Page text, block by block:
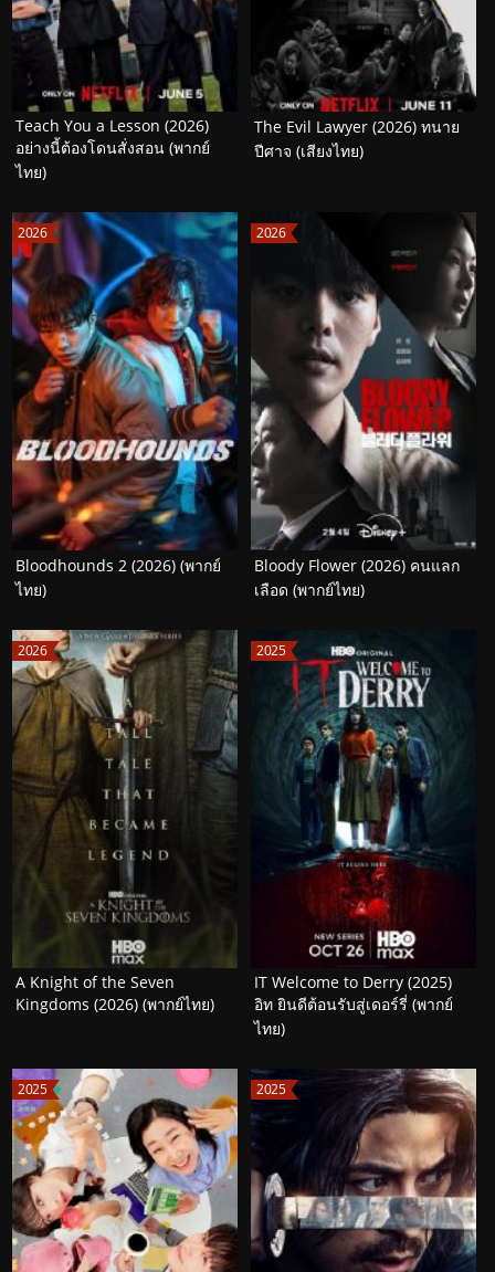
Teach You a Lesson (2026)
อย่างนี้ต้องโดนสั่งสอน (พากย์
ไทย)
The Evil Lawyer (2026) ทนาย
ปีศาจ (เสียงไทย)
2026
Bloodhounds 2 (2026) (พากย์
ไทย)
2026
Bloody Flower (2026) คนแลก
เลือด (พากย์ไทย)
2026
A Knight of the Seven
Kingdoms (2026) (พากย์ไทย)
2025
IT Welcome to Derry (2025)
อิท ยินดีต้อนรับสู่เดอร์รี่ (พากย์
ไทย)
2025 2025